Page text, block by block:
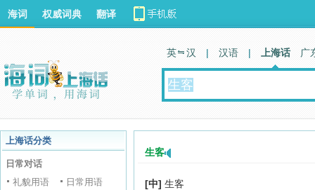
海词 权威词典 翻译
英 汉 | 汉语 | 上海话 广
上海话分类
日常对话
礼貌用语
日常用语
生客
[中] 生客